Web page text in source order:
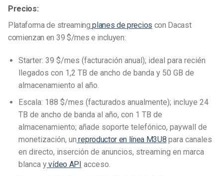
Precios:
Plataforma de streaming planes de precios con Dacast
comienzan en 39 $/mes e incluyen:
Starter: 39 $/mes (facturación anual); ideal para recién
llegados con 1,2 TB de ancho de banda y 50 GB de
almacenamiento al año.
Escala: 188 $/mes (facturados anualmente); incluye 24
TB de ancho de banda al año, con 1 TB de
almacenamiento; añade soporte telefónico, paywall de
monetización, un reproductor en línea M3U8 para canales
en directo, inserción de anuncios, streaming en marca
blanca yvídeo API acceso.